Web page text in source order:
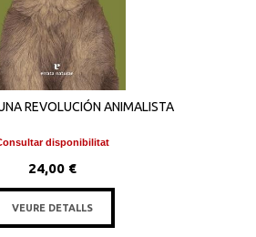
REVOLUCIÓN ANIMALISTA
disponibilitat
24,00 €
VEURE DETALLS